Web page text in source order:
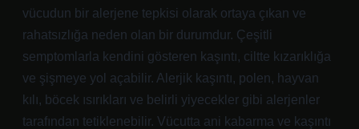
vücudun bir alerjene tepkisi olarak ortaya çıkan ve
rahatsızlığa neden olan bir durumdur. Çeşitli
semptomlarla kendini gösteren kaşıntı, ciltte kızarıklığa
ve şişmeye yol açabilir. Alerjik kaşıntı, polen, hayvan
kılı, böcek ısırıkları ve belirli yiyecekler gibi alerjenler
tarafından tetiklenebilir. Vücutta ani kabarma ve kaşıntı